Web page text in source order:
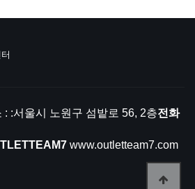
: :서울시 노원구 섬밭로 56, 2층전화
www.outletteam7.com